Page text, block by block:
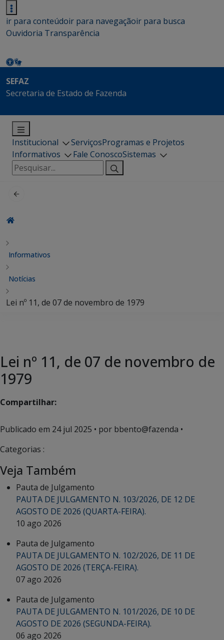
ir para conteúdoir para navegaçãoir para busca
Ouvidoria Transparência
SEFAZ
Secretaria de Estado de Fazenda
Institucional ServiçosProgramas e Projetos
Informativos
Fale ConoscoSistemas
Pesquisar
por:
Informativos
Notícias
Lei nº 11, de 07 de novembro de 1979
Lei nº 11, de 07 de novembro de
1979
Compartilhar:
Publicado em 24 jul 2025 • por bbento@fazenda •
Categorias :
Veja Também
Pauta de Julgamento
PAUTA DE JULGAMENTO N. 103/2026, DE 12 DE
AGOSTO DE 2026 (QUARTA-FEIRA).
10 ago 2026
Pauta de Julgamento
PAUTA DE JULGAMENTO N. 102/2026, DE 11 DE
AGOSTO DE 2026 (TERÇA-FEIRA).
07 ago 2026
Pauta de Julgamento
PAUTA DE JULGAMENTO N. 101/2026, DE 10 DE
AGOSTO DE 2026 (SEGUNDA-FEIRA).
06 ago 2026